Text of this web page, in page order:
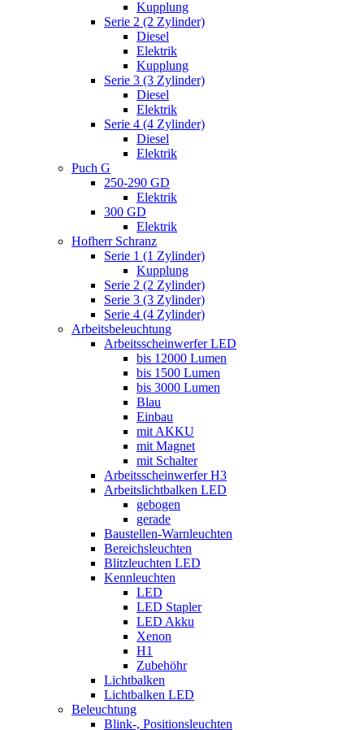
Kupplung
Serie 2 (2 Zylinder)
Diesel
Elektrik
Kupplung
Serie 3 (3 Zylinder)
Diesel
Elektrik
Serie 4 (4 Zylinder)
Diesel
Elektrik
Puch G
250-290 GD
Elektrik
300 GD
Elektrik
Hofherr Schranz
Serie 1 (1 Zylinder)
Kupplung
Serie 2 (2 Zylinder)
Serie 3 (3 Zylinder)
Serie 4 (4 Zylinder)
Arbeitsbeleuchtung
Arbeitsscheinwerfer LED
bis 12000 Lumen
bis 1500 Lumen
bis 3000 Lumen
Blau
Einbau
mit AKKU
mit Magnet
mit Schalter
Arbeitsscheinwerfer H3
Arbeitslichtbalken LED
gebogen
gerade
Baustellen-Warnleuchten
Bereichsleuchten
Blitzleuchten LED
Kennleuchten
LED
LED Stapler
LED Akku
Xenon
H1
Zubehöhr
Lichtbalken
Lichtbalken LED
Beleuchtung
Blink-, Positionsleuchten